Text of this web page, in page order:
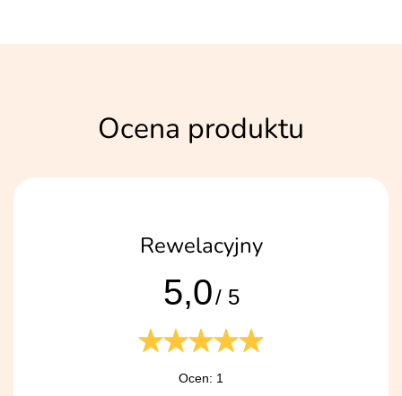
Ocena produktu
Rewelacyjny
5,0/ 5
Ocen: 1